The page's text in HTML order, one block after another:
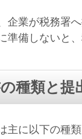
業が税務署へ
備しないと、
種類と提
に以下の種類